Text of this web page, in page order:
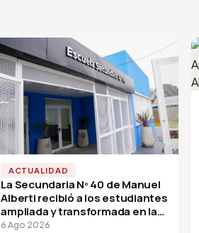
ACTUALIDAD
La Secundaria Nº 40 de Manuel
Alberti recibió a los estudiantes
ampliada y transformada en la
vuelta a clases
6 Ago 2026